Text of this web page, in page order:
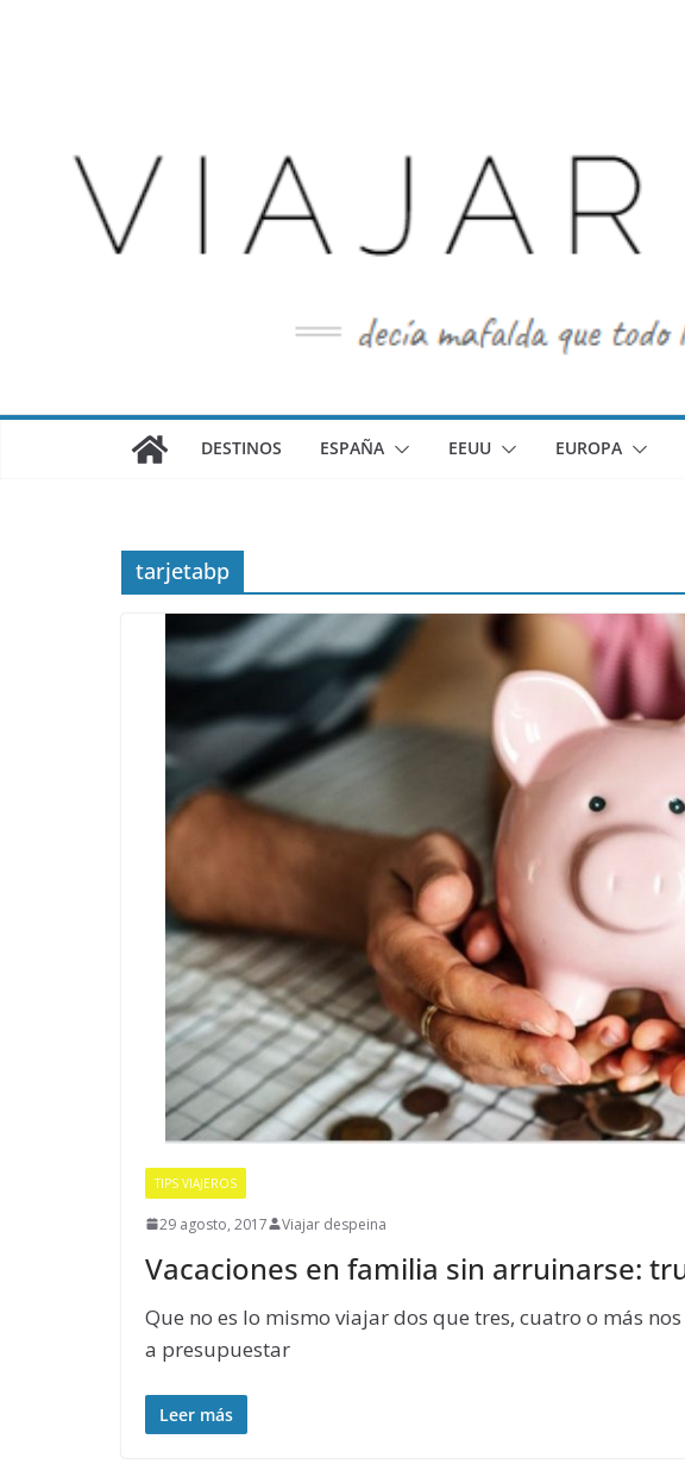
DESTINOS ESPAÑA EEUU EUROPA
tarjetabp
TIPS VIAJEROS
29 agosto, 2017 Viajar despeina
Vacaciones en familia sin arruinarse:
Que no es lo mismo viajar dos que tres, cuatro o más
a presupuestar
Leer más